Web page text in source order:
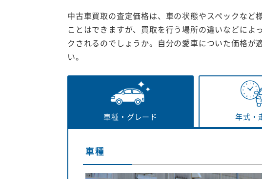
中古車買取の査定価格は、車の状態やスペックな
ことはできますが、買取を行う場所の違いなどに
クされるのでしょうか。自分の愛車についた価格
い。
車種・ グレード 年式・
車種